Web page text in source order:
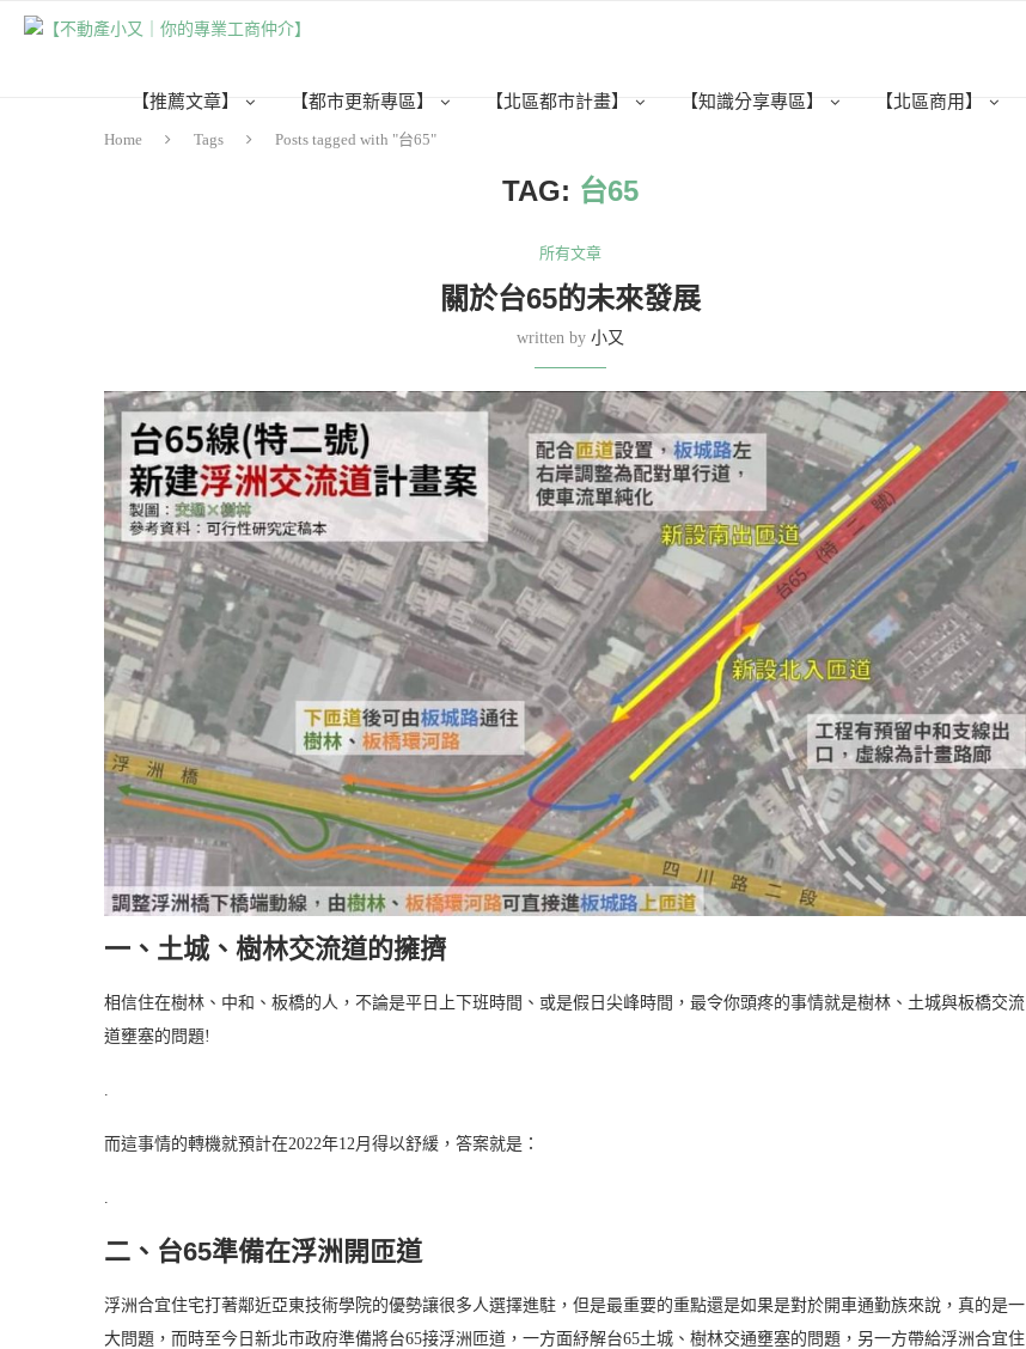
【推薦文章】 【都市更新專區】 【北區都市計畫】 【知識分享專區】 【北區商用】
Home Tags Posts tagged with "台65"
TAG: 台65
所有文章
關於台65的未來發展
written by 小又
一、土城、樹林交流道的擁擠
相信住在樹林、中和、板橋的人，不論是平日上下班時間、或是假日尖峰時間，最令你頭疼的事情就是樹林、土城與板橋交流
道壅塞的問題!
而這事情的轉機就預計在2022年12月得以舒緩，答案就是：
二、台65準備在浮洲開匝道
浮洲合宜住宅打著鄰近亞東技術學院的優勢讓很多人選擇進駐，但是最重要的重點還是如果是對於開車通勤族來說，真的是一
大問題，而時至今日新北市政府準備將台65接浮洲匝道，一方面紓解台65土城、樹林交通壅塞的問題，另一方帶給浮洲合宜住